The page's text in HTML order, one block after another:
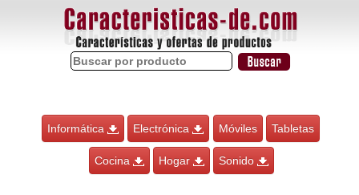
Informática Electrónica Móviles Tabletas
Cocina Hogar Sonido